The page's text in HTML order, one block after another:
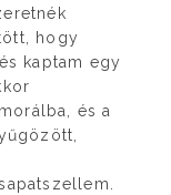
hogy
kaptam egy
és a